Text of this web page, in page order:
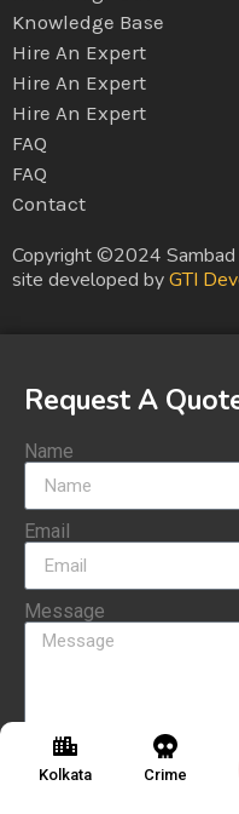
Kolkata Crime
Knowledge Base
Hire An Expert
Hire An Expert
Hire An Expert
FAQ
FAQ
Contact
Copyright ©2024
site developed byGTI
Request A
Name
Email
Message